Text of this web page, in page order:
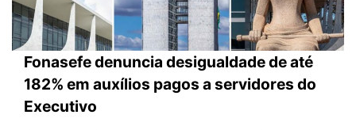
Fonasefe denuncia desigualdade de até
182% em auxílios pagos a servidores do
Executivo